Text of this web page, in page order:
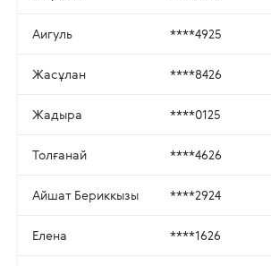
Аигуль ****4925
Жасұлан ****8426
Жадыра ****0125
Толғанай ****4626
Айшат Бериккызы ****2924
Елена ****1626